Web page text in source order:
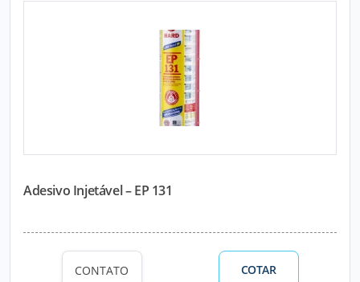
Adesivo Injetável – EP 131
CONTATO COTAR